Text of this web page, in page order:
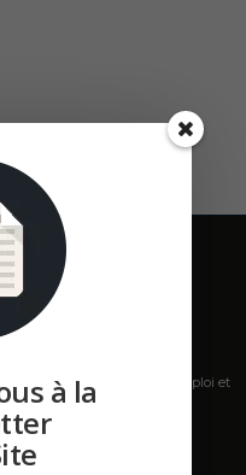
sur les marchés B2B, emploi et
de la construction Hors Site.
site.com
à la